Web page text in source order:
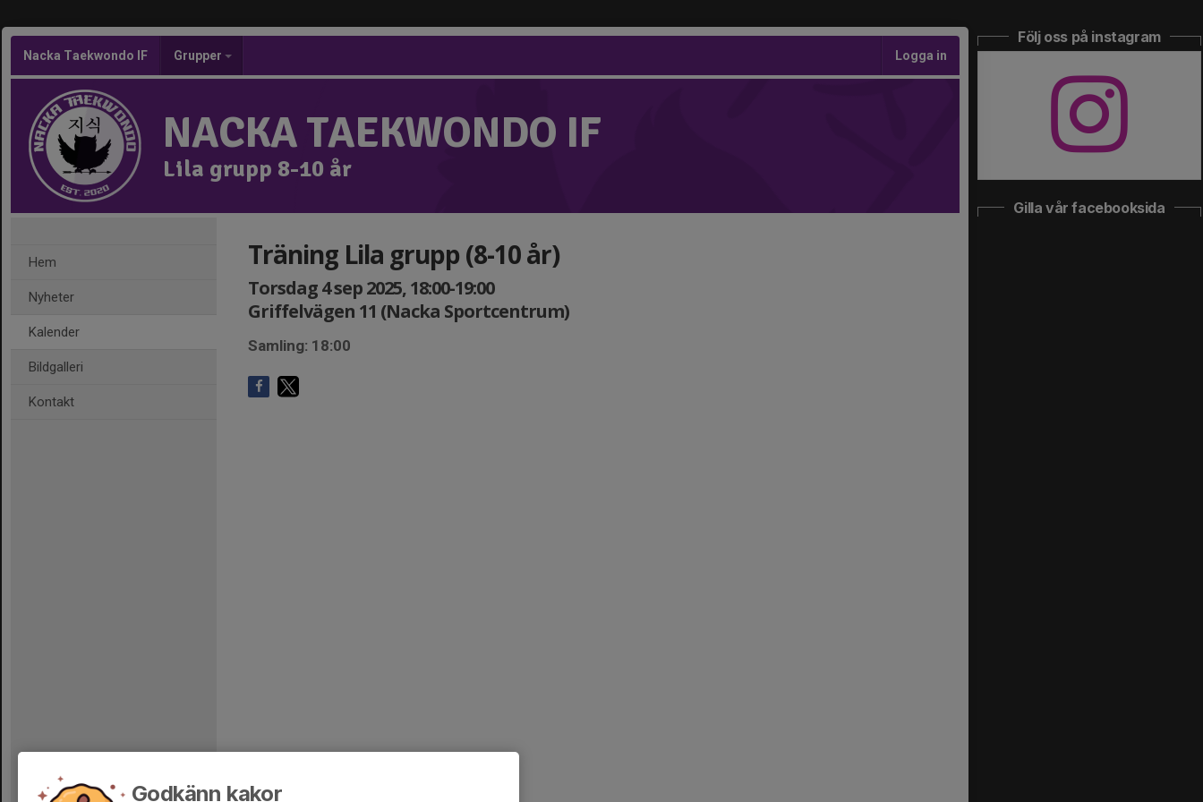
Nacka Taekwondo IF Grupper Logga in
NACKA TAEKWONDO IF
Lila grupp 8-10 år
Hem
Nyheter
Kalender
Bildgalleri
Kontakt
Träning Lila grupp (8-10 år)
Torsdag 4 sep 2025, 18:00-19:00
Griffelvägen 11 (Nacka Sportcentrum)
Samling: 18:00
Följ oss på instagram
Gilla vår facebooksida
Godkänn kakor